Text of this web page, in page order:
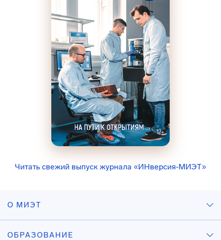
Читать свежий выпуск журнала «ИНверсия-МИЭТ»
О МИЭТ
ОБРАЗОВАНИЕ